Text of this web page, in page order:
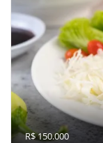
R$ 150.000